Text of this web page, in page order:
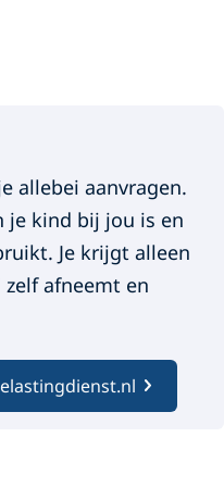
allebei aanvragen.
je kind bij jou is en
Je krijgt alleen
afneemt en